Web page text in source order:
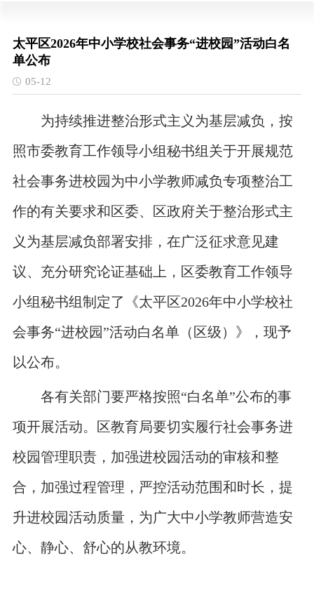
太平区2026年中小学校社会事务“进校园”活动白名
单公布
05-12
为持续推进整治形式主义为基层减负，按
照市委教育工作领导小组秘书组关于开展规范
社会事务进校园为中小学教师减负专项整治工
作的有关要求和区委、区政府关于整治形式主
义为基层减负部署安排，在广泛征求意见建
议、充分研究论证基础上，区委教育工作领导
小组秘书组制定了《太平区2026年中小学校社
会事务“进校园”活动白名单（区级）》，现予
以公布。
各有关部门要严格按照“白名单”公布的事
项开展活动。区教育局要切实履行社会事务进
校园管理职责，加强进校园活动的审核和整
合，加强过程管理，严控活动范围和时长，提
升进校园活动质量，为广大中小学教师营造安
心、静心、舒心的从教环境。